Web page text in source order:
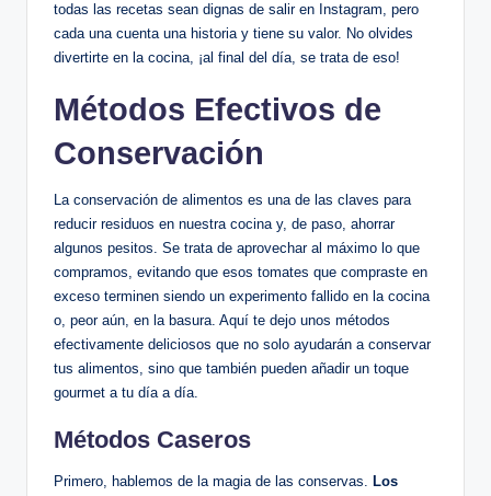
todas las recetas sean dignas de salir en Instagram, pero
cada una cuenta una historia y tiene su valor. No olvides
divertirte en la cocina, ¡al final del día, se trata de eso!
Métodos Efectivos de
Conservación
La conservación de alimentos es una de las claves para
reducir residuos en nuestra cocina y, de paso, ahorrar
algunos pesitos. Se trata de aprovechar al máximo lo que
compramos, evitando que esos tomates que compraste en
exceso terminen siendo un experimento fallido en la cocina
o, peor aún, en la basura. Aquí te dejo unos métodos
efectivamente deliciosos que no solo ayudarán a conservar
tus alimentos, sino que también pueden añadir un toque
gourmet a tu día a día.
Métodos Caseros
Primero, hablemos de la magia de las conservas. Los